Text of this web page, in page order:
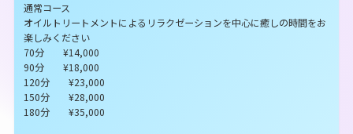
通常コース
オイルトリートメントによるリラクゼーションを中心に癒しの時間をお
楽しみください
70分 ¥14,000
90分 ¥18,000
120分 ¥23,000
150分 ¥28,000
180分 ¥35,000